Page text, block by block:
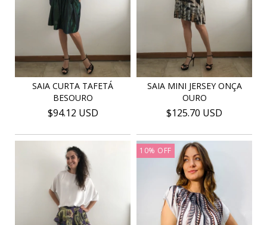
SAIA CURTA TAFETÁ
BESOURO
$94.12 USD
SAIA MINI JERSEY ONÇA
OURO
$125.70 USD
10% OFF